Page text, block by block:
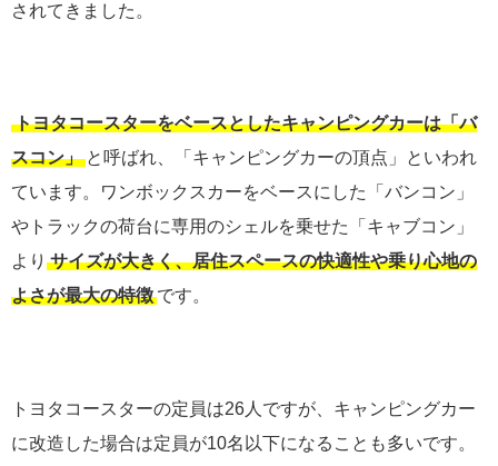
されてきました。
トヨタコースターをベースとしたキャンピングカーは「バ
スコン」 と呼ばれ、「キャンピングカーの頂点」といわれ
ています。ワンボックスカーをベースにした「バンコン」
やトラックの荷台に専用のシェルを乗せた「キャブコン」
より サイズが大きく、居住スペースの快適性や乗り心地の
よさが最大の特徴 です。
トヨタコースターの定員は26人ですが、キャンピングカー
に改造した場合は定員が10名以下になることも多いです。